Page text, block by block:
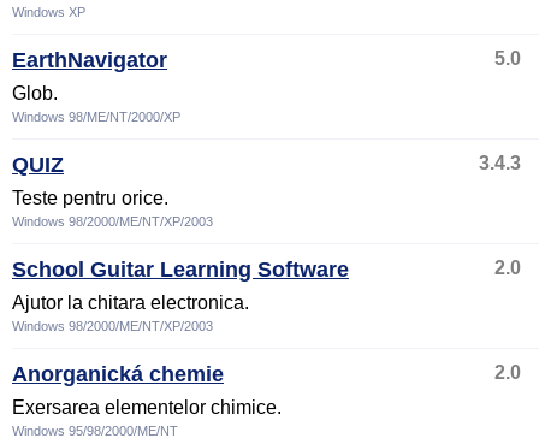
Windows XP
EarthNavigator
5.0
Glob.
Windows 98/ME/NT/2000/XP
QUIZ
3.4.3
Teste pentru orice.
Windows 98/2000/ME/NT/XP/2003
School Guitar Learning Software
2.0
Ajutor la chitara electronica.
Windows 98/2000/ME/NT/XP/2003
Anorganická chemie
2.0
Exersarea elementelor chimice.
Windows 95/98/2000/ME/NT